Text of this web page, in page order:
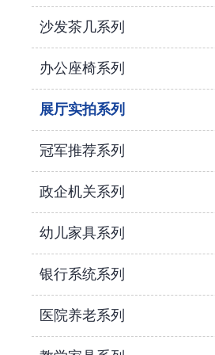
沙发茶几系列
办公座椅系列
展厅实拍系列
冠军推荐系列
政企机关系列
幼儿家具系列
银行系统系列
医院养老系列